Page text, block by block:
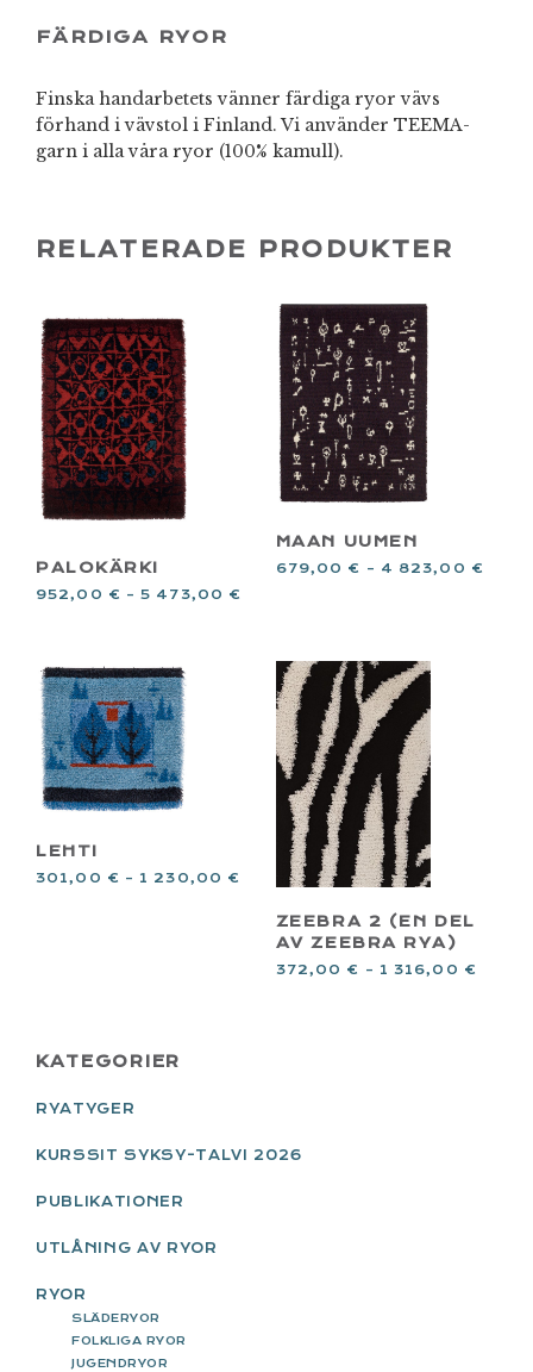
FÄRDIGA RYOR
Finska handarbetets vänner färdiga ryor vävs
förhand i vävstol i Finland. Vi använder TEEMA-
garn i alla våra ryor (100% kamull).
RELATERADE PRODUKTER
PALOKÄRKI
952,00 € –5 473,00 €
MAAN UUMEN
679,00 € – 4 823,00 €
LEHTI
301,00 € – 1 230,00 €
ZEEBRA 2 (EN DEL
AV ZEEBRA RYA)
372,00 € – 1 316,00 €
PRIMARY
SIDEBAR
KATEGORIER
RYATYGER
KURSSIT SYKSY-TALVI 2026
PUBLIKATIONER
UTLÅNING AV RYOR
RYOR
SLÄDERYOR
FOLKLIGA RYOR
JUGENDRYOR